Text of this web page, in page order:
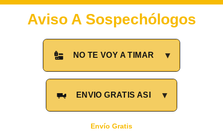
Aviso A Sospechólogos
NO TE VOY A TIMAR ▾
ENVÍO GRATIS ASÍ ▾
Envío Gratis